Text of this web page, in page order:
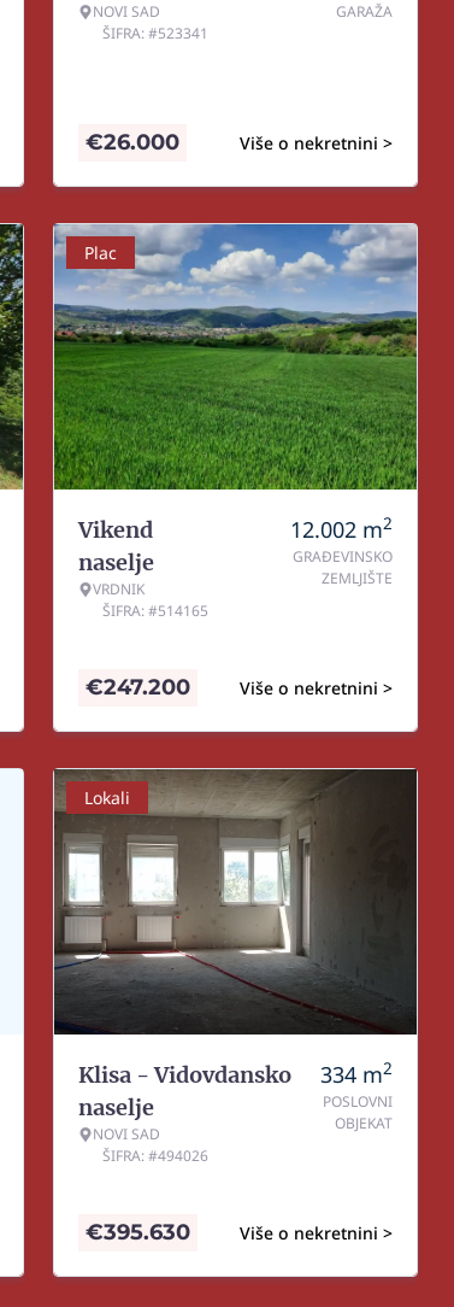
NOVI SAD
ŠIFRA: #523341
GARAŽA
Više o nekretnini >
€26.000
Plac
Vikend
naselje
VRDNIK
ŠIFRA: #514165
12.002 m2
GRAĐEVINSKO
ZEMLJIŠTE
Više o nekretnini >
€247.200
Lokali
Klisa - Vidovdansko
naselje
NOVI SAD
ŠIFRA: #494026
334 m2
POSLOVNI
OBJEKAT
Više o nekretnini >
€395.630